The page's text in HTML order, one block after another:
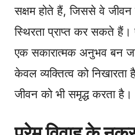
सक्षम होते हैं, जिससे वे
स्थिरता प्राप्त कर सकते हैं।
एक सकारात्मक अनुभव बन
केवल व्यक्तित्व को निखारता
जीवन को भी समृद्ध करता है।